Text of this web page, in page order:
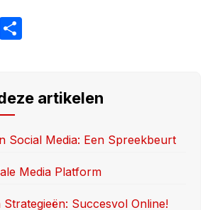
E
e artikelen
Social Media: Een Spreekbeurt
Media Platform
Strategieën: Succesvol Online!